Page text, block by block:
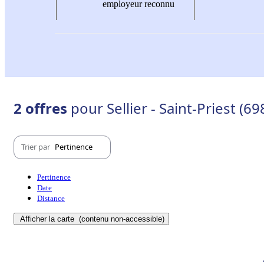
employeur reconnu
2 offres pour Sellier - Saint-Priest
Trier par Pertinence
Pertinence
Date
Distance
Afficher la carte (contenu non-accessible)